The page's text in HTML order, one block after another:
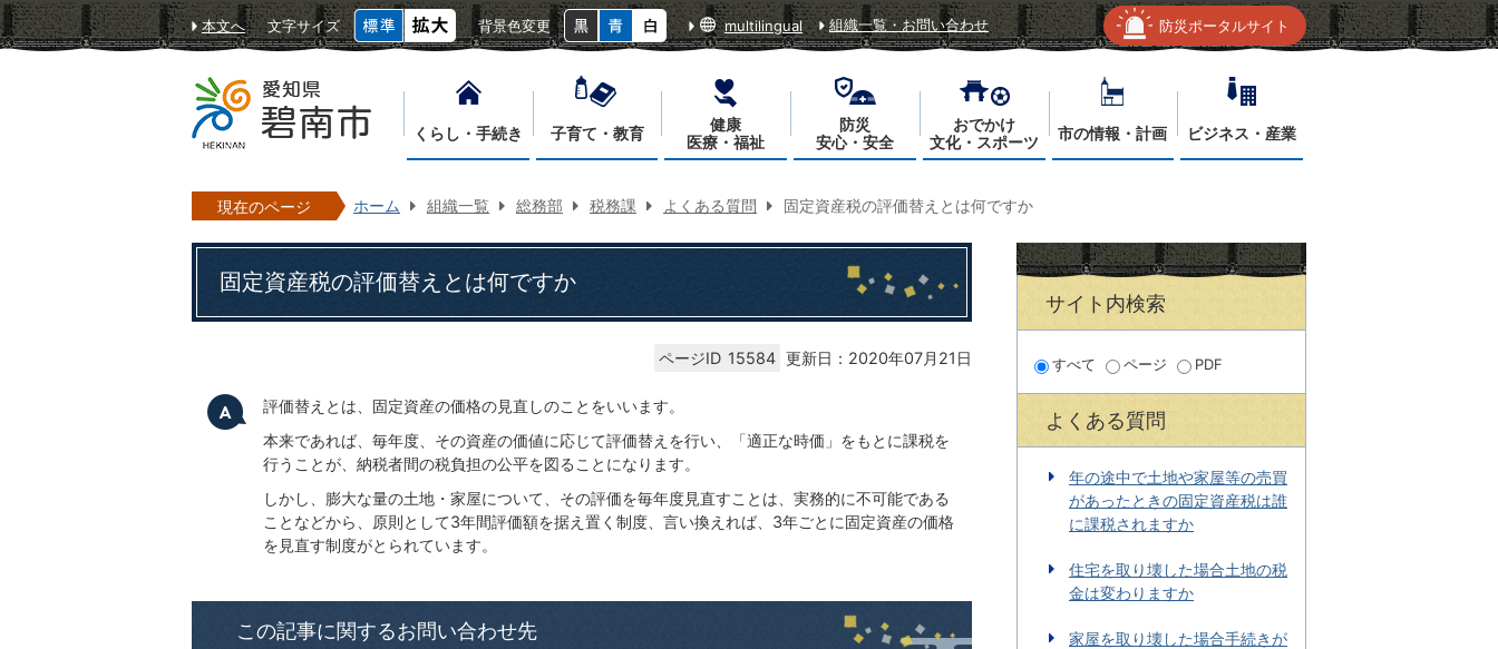
本文へ 文字サイズ 背景色変更 multilingual 組織一覧・お問い合わせ 防災ポータルサイト
くらし・手続き 子育て・教育
健康
医療・福祉
防災
安心・安全
おでかけ
文化・スポーツ
市の情報・計画 ビジネス・産業
現在のページ ホーム 組織一覧 総務部 税務課 よくある質問 固定資産税の評価替えとは何ですか
固定資産税の評価替えとは何ですか
ページID 15584 更新日：2020年07月21日
評価替えとは、固定資産の価格の見直しのことをいいます。
本来であれば、毎年度、その資産の価値に応じて評価替えを行い、「適正な時価」をもとに課税を
行うことが、納税者間の税負担の公平を図ることになります。
しかし、膨大な量の土地・家屋について、その評価を毎年度見直すことは、実務的に不可能である
ことなどから、原則として3年間評価額を据え置く制度、言い換えれば、3年ごとに固定資産の価格
を見直す制度がとられています。
この記事に関するお問い合わせ先
サイト内検索
すべて ページ PDF
よくある質問
年の途中で土地や家屋等の売買
があったときの固定資産税は誰
に課税されますか
住宅を取り壊した場合土地の税
金は変わりますか
家屋を取り壊した場合手続きが